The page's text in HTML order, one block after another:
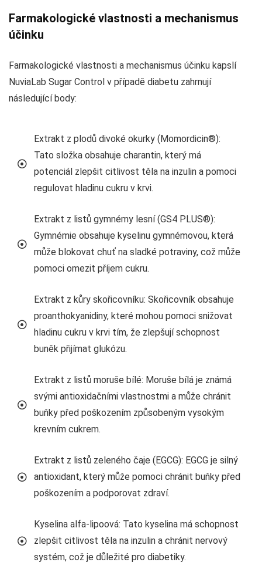
Farmakologické vlastnosti a mechanismus
účinku
Farmakologické vlastnosti a mechanismus účinku kapslí
NuviaLab Sugar Control v případě diabetu zahrnují
následující body:
Extrakt z plodů divoké okurky (Momordicin®):
Tato složka obsahuje charantin, který má
potenciál zlepšit citlivost těla na inzulin a pomoci
regulovat hladinu cukru v krvi.
Extrakt z listů gymnémy lesní (GS4 PLUS®):
Gymnémie obsahuje kyselinu gymnémovou, která
může blokovat chuť na sladké potraviny, což může
pomoci omezit příjem cukru.
Extrakt z kůry skořicovníku: Skořicovník obsahuje
proanthokyanidiny, které mohou pomoci snižovat
hladinu cukru v krvi tím, že zlepšují schopnost
buněk přijímat glukózu.
Extrakt z listů moruše bílé: Moruše bílá je známá
svými antioxidačními vlastnostmi a může chránit
buňky před poškozením způsobeným vysokým
krevním cukrem.
Extrakt z listů zeleného čaje (EGCG): EGCG je silný
antioxidant, který může pomoci chránit buňky před
poškozením a podporovat zdraví.
Kyselina alfa-lipoová: Tato kyselina má schopnost
zlepšit citlivost těla na inzulin a chránit nervový
systém, což je důležité pro diabetiky.